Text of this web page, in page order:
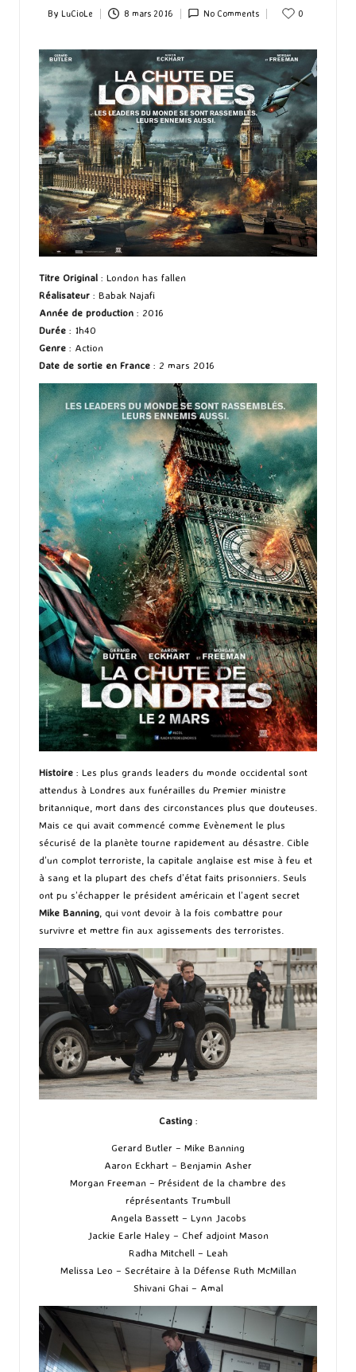
Posted
By LuCioLe 8 mars 2016 No Comments 0
Titre Original : London has fallen
Réalisateur : Babak Najafi
Année de production : 2016
Durée : 1h40
Genre : Action
Date de sortie en France : 2 mars 2016
Histoire : Les plus grands leaders du monde occidental sont
attendus à Londres aux funérailles du Premier ministre
britannique, mort dans des circonstances plus que douteuses.
Mais ce qui avait commencé comme Evènement le plus
sécurisé de la planète tourne rapidement au désastre. Cible
d’un complot terroriste, la capitale anglaise est mise à feu et
à sang et la plupart des chefs d’état faits prisonniers. Seuls
ont pu s’échapper le président américain et l’agent secret
Mike Banning, qui vont devoir à la fois combattre pour
survivre et mettre fin aux agissements des terroristes.
Casting:
Gerard Butler – Mike Banning
Aaron Eckhart – Benjamin Asher
Morgan Freeman – Président de la chambre des
réprésentants Trumbull
Angela Bassett – Lynn Jacobs
Jackie Earle Haley – Chef adjoint Mason
Radha Mitchell – Leah
Melissa Leo – Secrétaire à la Défense Ruth McMillan
Shivani Ghai – Amal